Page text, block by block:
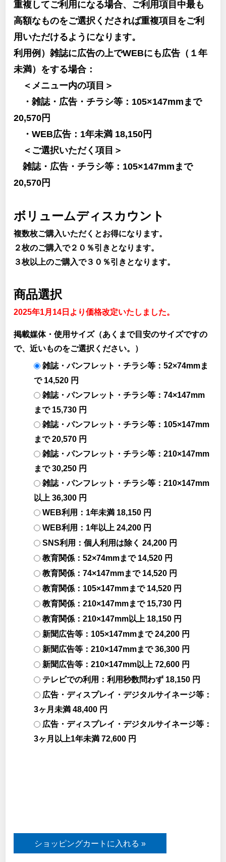
重複してご利用になる場合、ご利用項目中最も
高額なものをご選択くだされば重複項目をご利
用いただけるようになります。
利用例）雑誌に広告の上でWEBにも広告（１年
未満）をする場合：
＜メニュー内の項目＞
・雑誌・広告・チラシ等：105×147mmまで
20,570円
・WEB広告：1年未満 18,150円
＜ご選択いただく項目＞
雑誌・広告・チラシ等：105×147mmまで
20,570円
ボリュームディスカウント
複数枚ご購入いただくとお得になります。
２枚のご購入で２０％引きとなります。
３枚以上のご購入で３０％引きとなります。
商品選択
2025年1月14日より価格改定いたしました。
掲載媒体・使用サイズ（あくまで目安のサイズですの
で、近いものをご選択ください。）
雑誌・パンフレット・チラシ等：52×74mmま
で 14,520 円
雑誌・パンフレット・チラシ等：74×147mm
まで 15,730 円
雑誌・パンフレット・チラシ等：105×147mm
まで 20,570 円
雑誌・パンフレット・チラシ等：210×147mm
まで 30,250 円
雑誌・パンフレット・チラシ等：210×147mm
以上 36,300 円
WEB利用：1年未満 18,150 円
WEB利用：1年以上 24,200 円
SNS利用：個人利用は除く 24,200 円
教育関係：52×74mmまで 14,520 円
教育関係：74×147mmまで 14,520 円
教育関係：105×147mmまで 14,520 円
教育関係：210×147mmまで 15,730 円
教育関係：210×147mm以上 18,150 円
新聞広告等：105×147mmまで 24,200 円
新聞広告等：210×147mmまで 36,300 円
新聞広告等：210×147mm以上 72,600 円
テレビでの利用：利用秒数問わず 18,150 円
広告・ディスプレイ・デジタルサイネージ等：
3ヶ月未満 48,400 円
広告・ディスプレイ・デジタルサイネージ等：
3ヶ月以上1年未満 72,600 円